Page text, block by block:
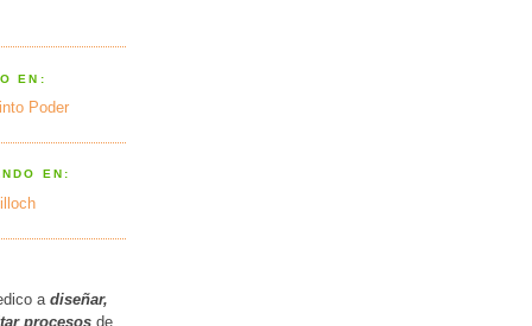
EN:
Poder
EN:
a diseñar,
procesos de